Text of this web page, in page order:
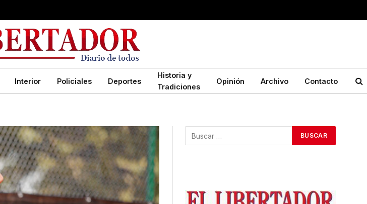
Interior Policiales Deportes
Historia y
Tradiciones
Opinión Archivo Contacto